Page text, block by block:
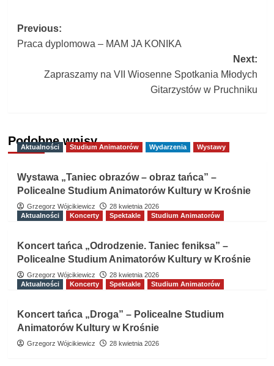
Post
navigation
Previous:
Praca dyplomowa – MAM JA KONIKA
Next:
Zapraszamy na VII Wiosenne Spotkania Młodych
Gitarzystów w Pruchniku
Podobne wpisy
Aktualności Studium Animatorów Wydarzenia Wystawy
Wystawa „Taniec obrazów – obraz tańca” –
Policealne Studium Animatorów Kultury w Krośnie
Grzegorz Wójcikiewicz
28 kwietnia 2026
Aktualności
Koncerty Spektakle Studium Animatorów
Koncert tańca „Odrodzenie. Taniec feniksa” –
Policealne Studium Animatorów Kultury w Krośnie
Grzegorz Wójcikiewicz
28 kwietnia 2026
Aktualności
Koncerty Spektakle Studium Animatorów
Koncert tańca „Droga” – Policealne Studium
Animatorów Kultury w Krośnie
Grzegorz Wójcikiewicz 28 kwietnia 2026